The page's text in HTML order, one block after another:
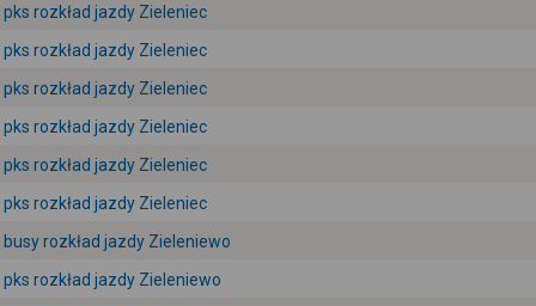
pks rozkład jazdy Zieleniec
pks rozkład jazdy Zieleniec
pks rozkład jazdy Zieleniec
pks rozkład jazdy Zieleniec
pks rozkład jazdy Zieleniec
pks rozkład jazdy Zieleniec
busy rozkład jazdy Zieleniewo
pks rozkład jazdy Zieleniewo